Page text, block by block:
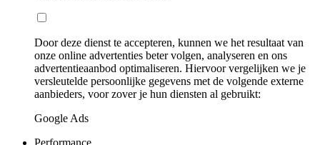
Door deze dienst te accepteren, kunnen we het resultaat van
onze online advertenties beter volgen, analyseren en ons
advertentieaanbod optimaliseren. Hiervoor vergelijken we je
versleutelde persoonlijke gegevens met de volgende externe
aanbieders, voor zover je hun diensten al gebruikt:
Google Ads
Performance